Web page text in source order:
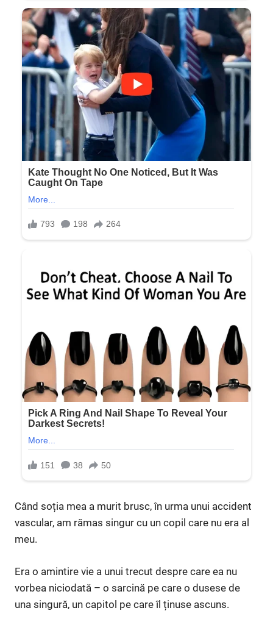
Când soția mea a murit brusc, în urma unui accident
vascular, am rămas singur cu un copil care nu era al
meu.
Era o amintire vie a unui trecut despre care ea nu
vorbea niciodată – o sarcină pe care o dusese de
una singură, un capitol pe care îl ținuse ascuns.